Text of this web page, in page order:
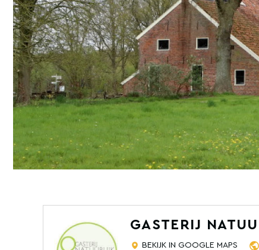
GASTERIJ
BEKIJK IN GOOGLE MAPS